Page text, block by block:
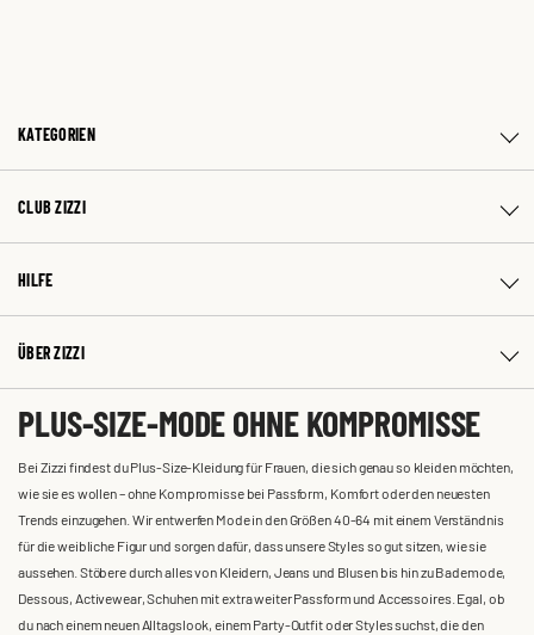
KATEGORIEN
CLUB ZIZZI
HILFE
ÜBER ZIZZI
PLUS-SIZE-MODE OHNE KOMPROMISSE
Bei Zizzi findest du Plus-Size-Kleidung für Frauen, die sich genau so kleiden möchten,
wie sie es wollen – ohne Kompromisse bei Passform, Komfort oder den neuesten
Trends einzugehen. Wir entwerfen Mode in den Größen 40-64 mit einem Verständnis
für die weibliche Figur und sorgen dafür, dass unsere Styles so gut sitzen, wie sie
aussehen. Stöbere durch alles von Kleidern, Jeans und Blusen bis hin zu Bademode,
Dessous, Activewear, Schuhen mit extra weiter Passform und Accessoires. Egal, ob
du nach einem neuen Alltagslook, einem Party-Outfit oder Styles suchst, die den